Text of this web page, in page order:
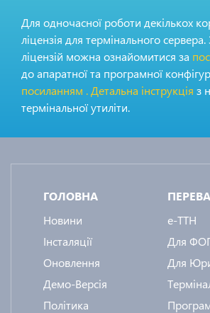
Для одночасної роботи декількох
ліцензія для термінального
ліцензій можна ознайомитися за
до апаратної та програмної
посиланням . Детальна інструкція з
термінальної утиліти.
ГОЛОВНА
Новини
Інсталяції
Оновлення
Демо-Версія
Політика
e-ТТН
Для
Для